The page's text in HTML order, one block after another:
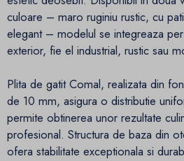
culoare – maro ruginiu rustic, cu
elegant – modelul se integreaza
exterior, fie el industrial, rustic sau
Plita de gatit Comal, realizata din
de 10 mm, asigura o distributie
permite obtinerea unor rezultate
profesional. Structura de baza din
ofera stabilitate exceptionala si